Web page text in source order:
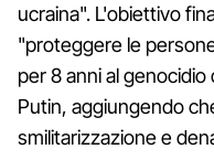
ucraina". L'obiettivo
"proteggere le
per 8 anni al
Putin, aggiungendo
smilitarizzazione e